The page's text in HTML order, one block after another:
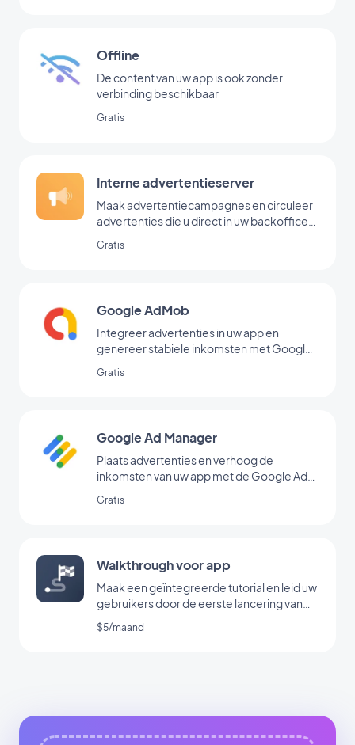
Offline
De content van uw app is ook zonder
verbinding beschikbaar
Gratis
Interne advertentieserver
Maak advertentiecampagnes en circuleer
advertenties die u direct in uw backoffice
Gratis
Google AdMob
Integreer advertenties in uw app en
genereer stabiele inkomsten met Google
Gratis
Google Ad Manager
Plaats advertenties en verhoog de
inkomsten van uw app met de Google Ad
Gratis
Walkthrough voor app
Maak een geïntegreerde tutorial en leid uw
gebruikers door de eerste lancering van
uw app
$5/maand